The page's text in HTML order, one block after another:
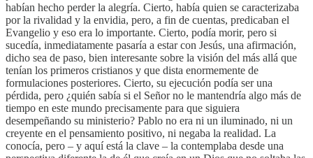
habían hecho perder la alegría. Cierto, había quien se caracterizaba
por la rivalidad y la envidia, pero, a fin de cuentas, predicaban el
Evangelio y eso era lo importante. Cierto, podía morir, pero si
sucedía, inmediatamente pasaría a estar con Jesús, una afirmación,
dicho sea de paso, bien interesante sobre la visión del más allá que
tenían los primeros cristianos y que dista enormemente de
formulaciones posteriores. Cierto, su ejecución podía ser una
pérdida, pero ¿quién sabía si el Señor no le mantendría algo más de
tiempo en este mundo precisamente para que siguiera
desempeñando su ministerio? Pablo no era ni un iluminado, ni un
creyente en el pensamiento positivo, ni negaba la realidad. La
conocía, pero – y aquí está la clave – la contemplaba desde una